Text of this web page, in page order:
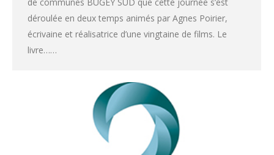
déroulée en deux temps animés par Agnes Poirier,
écrivaine et réalisatrice d’une vingtaine de films. Le
livre……